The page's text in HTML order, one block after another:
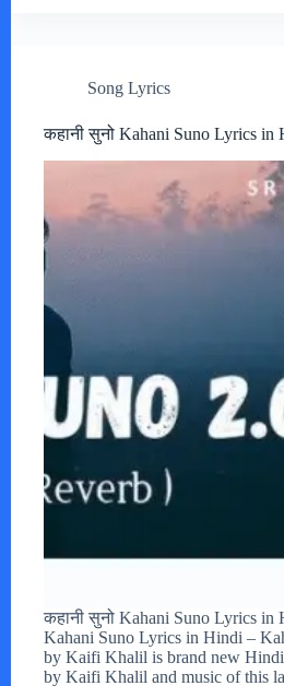
Song Lyrics
कहानी सुनो Kahani Suno Lyrics
कहानी सुनो Kahani Suno Lyrics
Kahani Suno Lyrics in Hindi –
by Kaifi Khalil is brand new
by Kaifi Khalil and music of this